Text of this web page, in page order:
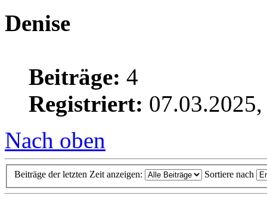
Denise
Beiträge: 4
Registriert:
Nach oben
Beiträge der letzten Zeit anzeigen: Sortiere nach